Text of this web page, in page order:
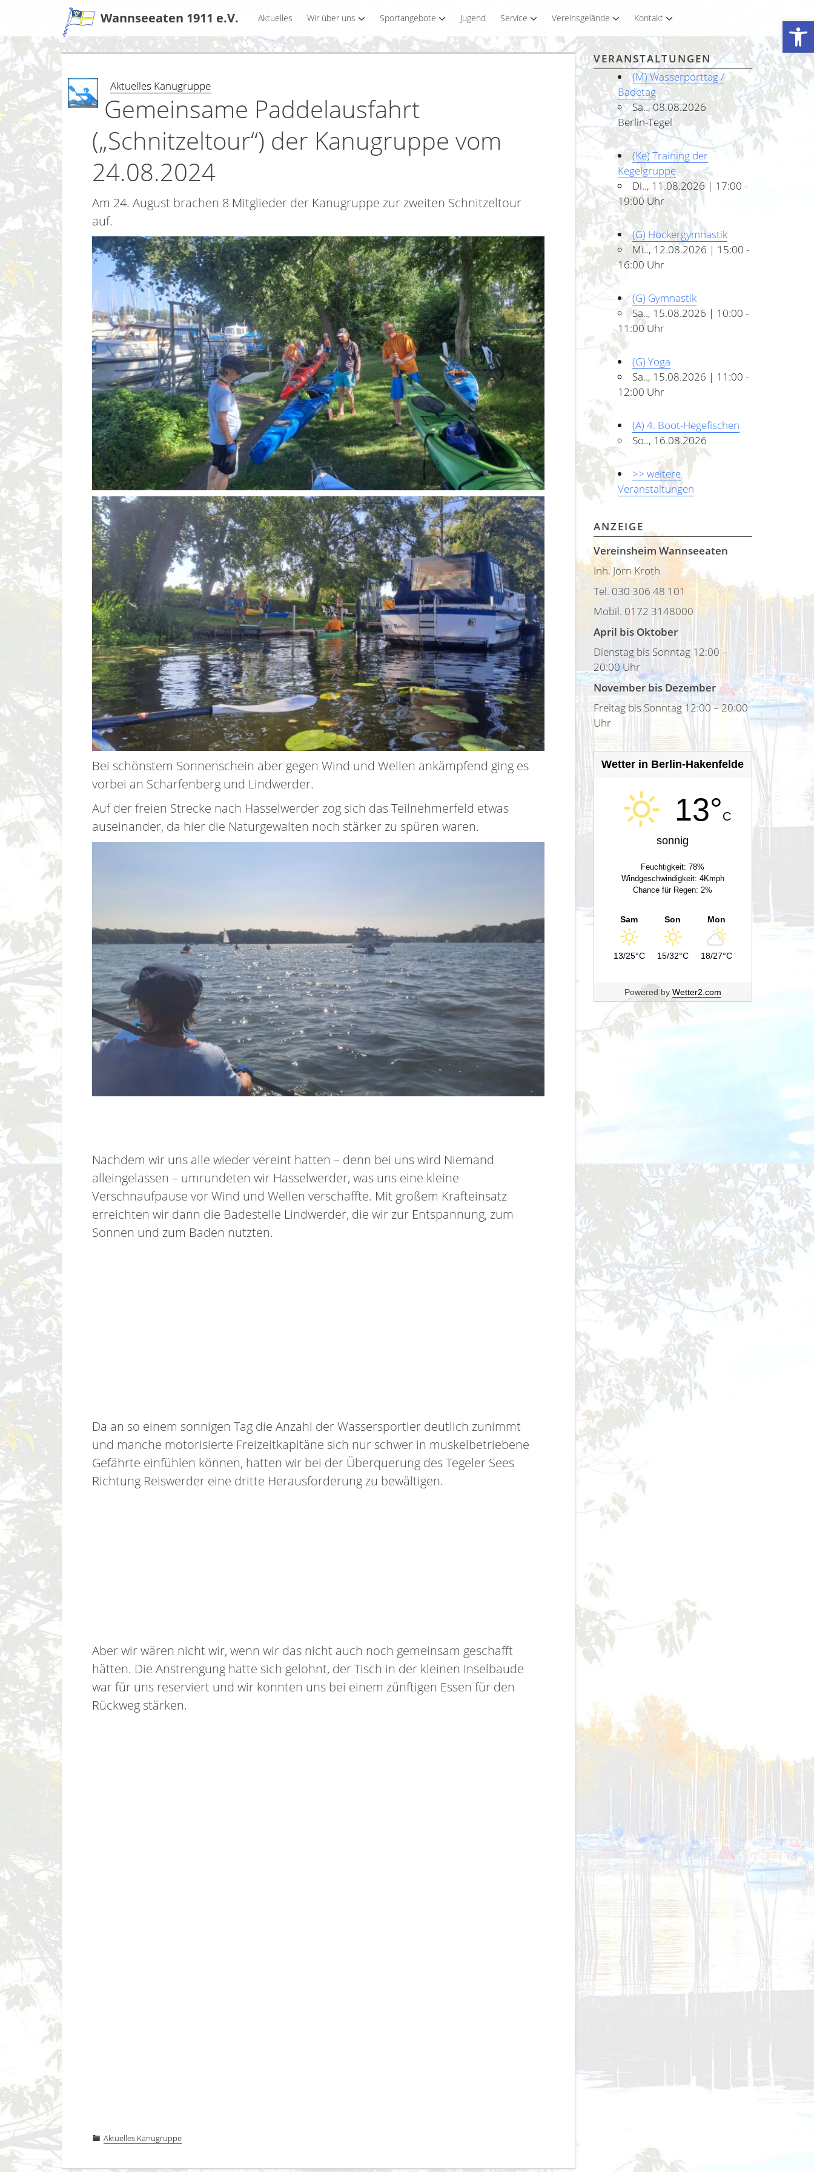
Werkzeugleiste öffnen
Wannseeaten 1911 e.V. Aktuelles Wir über uns Sportangebote Jugend Service Vereinsgelände Kontakt
Aktuelles Kanugruppe
Gemeinsame Paddelausfahrt
(„Schnitzeltour“) der Kanugruppe vom
24.08.2024
Am 24. August brachen 8 Mitglieder der Kanugruppe zur zweiten Schnitzeltour
auf.
Bei schönstem Sonnenschein aber gegen Wind und Wellen ankämpfend ging es
vorbei an Scharfenberg und Lindwerder.
Auf der freien Strecke nach Hasselwerder zog sich das Teilnehmerfeld etwas
auseinander, da hier die Naturgewalten noch stärker zu spüren waren.
Nachdem wir uns alle wieder vereint hatten – denn bei uns wird Niemand
alleingelassen – umrundeten wir Hasselwerder, was uns eine kleine
Verschnaufpause vor Wind und Wellen verschaffte. Mit großem Krafteinsatz
erreichten wir dann die Badestelle Lindwerder, die wir zur Entspannung, zum
Sonnen und zum Baden nutzten.
Da an so einem sonnigen Tag die Anzahl der Wassersportler deutlich zunimmt
und manche motorisierte Freizeitkapitäne sich nur schwer in muskelbetriebene
Gefährte einfühlen können, hatten wir bei der Überquerung des Tegeler Sees
Richtung Reiswerder eine dritte Herausforderung zu bewältigen.
Aber wir wären nicht wir, wenn wir das nicht auch noch gemeinsam geschafft
hätten. Die Anstrengung hatte sich gelohnt, der Tisch in der kleinen Inselbaude
war für uns reserviert und wir konnten uns bei einem zünftigen Essen für den
Rückweg stärken.
Aktuelles Kanugruppe
VERANSTALTUNGEN
(M) Wasserporttag /
Badetag
Sa.., 08.08.2026
Berlin-Tegel
(Ke) Training der
Kegelgruppe
Di.., 11.08.2026 | 17:00 -
19:00 Uhr
(G) Hockergymnastik
Mi.., 12.08.2026 | 15:00 -
16:00 Uhr
(G) Gymnastik
Sa.., 15.08.2026 | 10:00 -
11:00 Uhr
(G) Yoga
Sa.., 15.08.2026 | 11:00 -
12:00 Uhr
(A) 4. Boot-Hegefischen
So.., 16.08.2026
>> weitere
Veranstaltungen
ANZEIGE
Vereinsheim Wannseeaten
Inh. Jörn Kroth
Tel. 030 306 48 101
Mobil. 0172 3148000
April bis Oktober
Dienstag bis Sonntag 12:00 –
20:00 Uhr
November bis Dezember
Freitag bis Sonntag 12:00 – 20:00
Uhr
Wetter in Berlin-Hakenfelde
13°C
sonnig
Feuchtigkeit: 78%
Windgeschwindigkeit: 4Kmph
Chance für Regen: 2%
Sam
13/25°C
Son
15/32°C
Mon
18/27°C
Powered by Wetter2.com